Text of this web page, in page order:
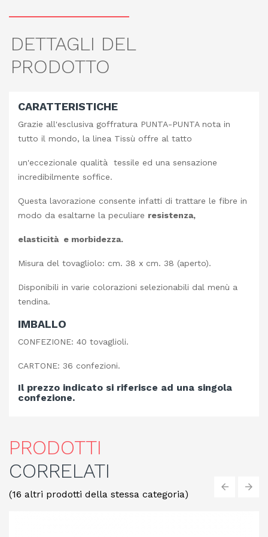
DETTAGLI DEL
PRODOTTO
CARATTERISTICHE
Grazie all'esclusiva goffratura PUNTA-PUNTA nota in
tutto il mondo, la linea Tissù offre al tatto
un'eccezionale qualità tessile ed una sensazione
incredibilmente soffice.
Questa lavorazione consente infatti di trattare le fibre in
modo da esaltarne la peculiare resistenza,
elasticità e morbidezza.
Misura del tovagliolo: cm. 38 x cm. 38 (aperto).
Disponibili in varie colorazioni selezionabili dal menù a
tendina.
IMBALLO
CONFEZIONE: 40 tovaglioli.
CARTONE: 36 confezioni.
Il prezzo indicato si riferisce ad una singola
confezione.
PRODOTTI
CORRELATI
(16 altri prodotti della stessa categoria)